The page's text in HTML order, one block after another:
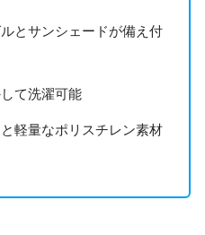
とサンシェードが備え付
て洗濯可能
軽量なポリスチレン素材